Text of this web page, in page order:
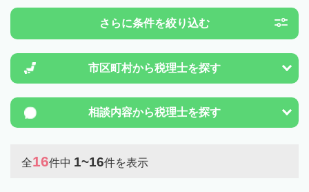
さらに条件を絞り込む
市区町村から税理士を探す
相談内容から税理士を探す
全16件中 1~16件を表示